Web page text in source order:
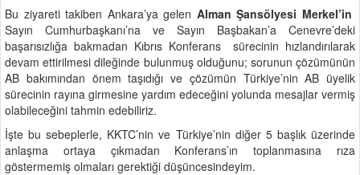
Bu ziyareti takiben Ankara’ya gelen Alman Şansölyesi Merkel’in
Sayın Cumhurbaşkanı’na ve Sayın Başbakan’a Cenevre’deki
başarısızlığa bakmadan Kıbrıs Konferans sürecinin hızlandırılarak
devam ettirilmesi dileğinde bulunmuş olduğunu; sorunun çözümünün
AB bakımından önem taşıdığı ve çözümün Türkiye’nin AB üyelik
sürecinin rayına girmesine yardım edeceğini yolunda mesajlar vermiş
olabileceğini tahmin edebiliriz.
İşte bu sebeplerle, KKTC’nin ve Türkiye’nin diğer 5 başlık üzerinde
anlaşma ortaya çıkmadan Konferans’ın toplanmasına rıza
göstermemiş olmaları gerektiği düşüncesindeyim.